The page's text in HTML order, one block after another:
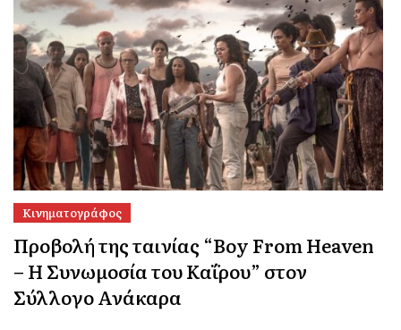
Κινηματογράφος
Προβολή της ταινίας “Boy From Heaven
– Η Συνωμοσία του Καΐρου” στον
Σύλλογο Ανάκαρα